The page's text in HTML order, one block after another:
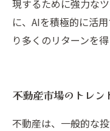
現するために強力な
に、AIを積極的に活
り多くのリターンを
不動産市場のトレ
不動産は、一般的な